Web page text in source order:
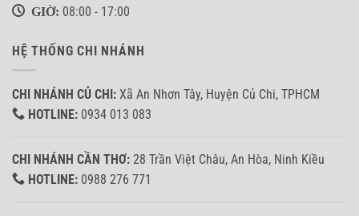
GIỜ: 08:00 - 17:00
HỆ THỐNG CHI NHÁNH
CHI NHÁNH CỦ CHI: Xã An Nhơn Tây, Huyện Củ Chi, TPHCM
HOTLINE: 0934 013 083
CHI NHÁNH CẦN THƠ: 28 Trần Việt Châu, An Hòa, Ninh Kiều
HOTLINE: 0988 276 771